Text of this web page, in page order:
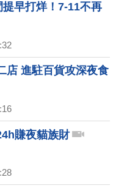
早打烊！7-11不再
店 進駐百貨攻深夜食
賺夜貓族財